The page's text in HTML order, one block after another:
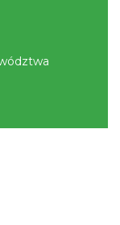
2026-09-12